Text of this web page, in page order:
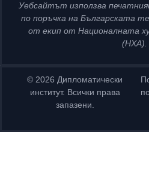
Уебсайтът използва
по поръчка на Българската
от екип от Националната
(НХА).
© 2026 Дипломатически
институт. Всички права
запазени.